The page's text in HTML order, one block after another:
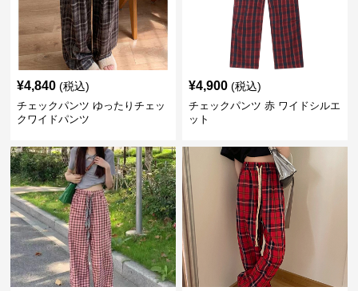
¥4,840 (税込)
チェックパンツ ゆったりチェッ
クワイドパンツ
¥4,900 (税込)
チェックパンツ 赤 ワイドシルエ
ット